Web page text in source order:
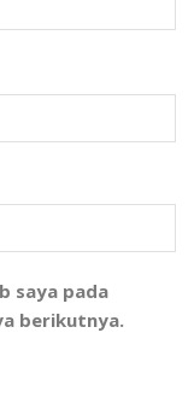
saya pada
berikutnya.